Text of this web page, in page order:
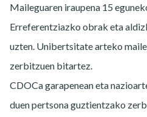
Maileguaren iraupena 15
Erreferentziazko obrak eta
uzten. Unibertsitate arteko
zerbitzuen bitartez.
CDOCa garapenean eta
duen pertsona guztientzako